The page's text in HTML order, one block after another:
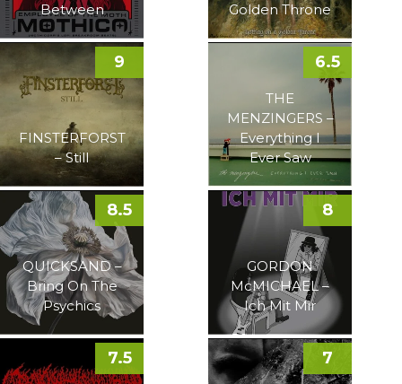
Between
Golden Throne
FINSTERFORST
– Still
9
THE
MENZINGERS –
Everything I
Ever Saw
6.5
QUICKSAND –
Bring On The
Psychics
8.5
GORDON
McMICHAEL –
Ich Mit Mir
8
7.5 7